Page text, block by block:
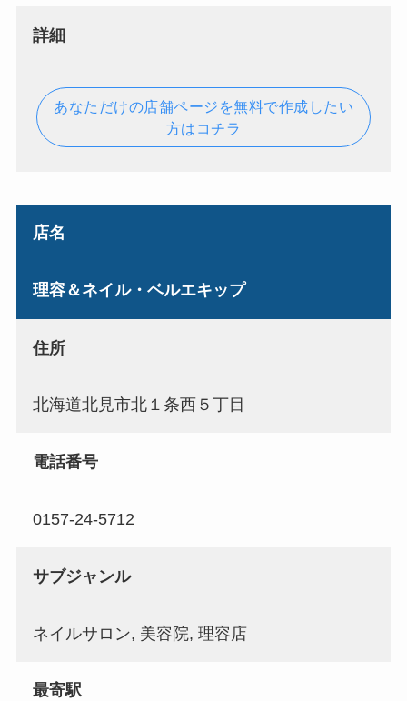
詳細
あなただけの店舗ページを無料で作成したい
方はコチラ
店名
理容＆ネイル・ベルエキップ
住所
北海道北見市北１条西５丁目
電話番号
0157-24-5712
サブジャンル
ネイルサロン, 美容院, 理容店
最寄駅